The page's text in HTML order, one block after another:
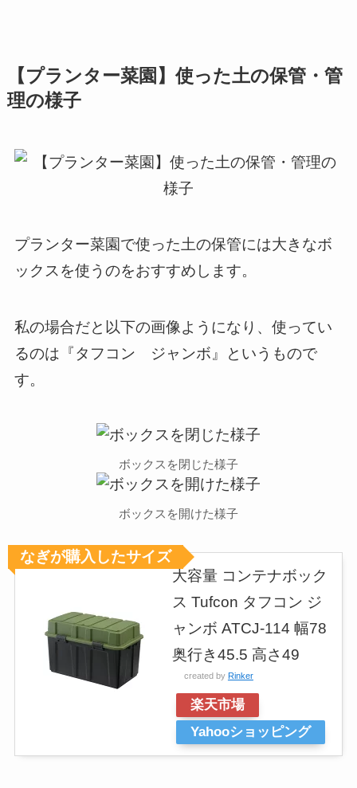
【プランター菜園】使った土の保管・管
理の様子
プランター菜園で使った土の保管には大きなボ
ックスを使うのをおすすめします。
私の場合だと以下の画像ようになり、使ってい
るのは『タフコン ジャンボ』というもので
す。
ボックスを閉じた様子
ボックスを開けた様子
大容量 コンテナボック
ス Tufcon タフコン ジ
ャンボ ATCJ-114 幅78
奥行き45.5 高さ49
created by Rinker
楽天市場
Yahooショッピング
なぎが購入したサイズ